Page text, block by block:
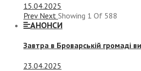
15.04.2025
Prev Next Showing 1 Of 588
АНОНСИ
Завтра в Броварській громаді
23.04.2025